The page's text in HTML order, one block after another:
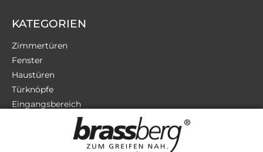
KATEGORIEN
Zimmertüren
Fenster
Haustüren
Türknöpfe
Eingangsbereich